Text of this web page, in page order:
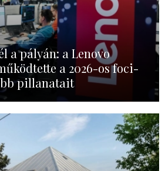
a pályán: a Lenovo
a 2026-os foci-
pillanatait